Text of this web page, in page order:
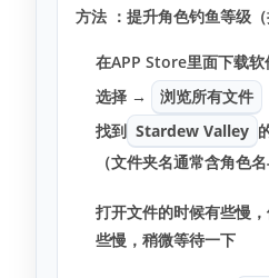
方法 ：提升角色钓鱼等级（
在APP Store里面下载软
选择 →
浏览所有文件
找到 Stardew Valley
（文件夹名通常含角色名
打开文件的时候有些慢
些慢，稍微等待一下